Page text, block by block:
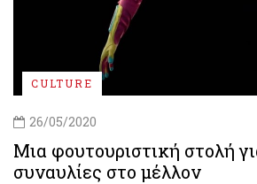
CULTURE
26/05/2020
Μια φουτουριστική στολή
συναυλίες στο μέλλον